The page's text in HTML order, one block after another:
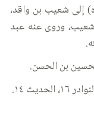
شعيب بن واقد،
وروى عنه عبد
بن الحسن.